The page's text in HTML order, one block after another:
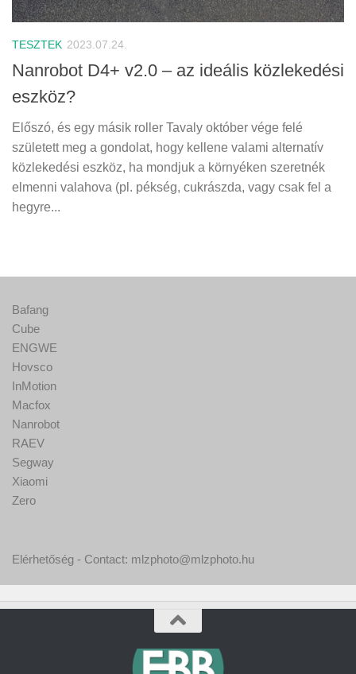
TESZTEK 2023.07.24.
Nanrobot D4+ v2.0 – az ideális közlekedési
eszköz?
Előszó, és egy másik roller Tavaly október vége felé
született meg a gondolat, hogy kellene valami alternatív
közlekedési eszköz, ha mondjuk a környéken szeretnék
elmenni valahova (pl. pékség, cukrászda, vagy csak fel a
hegyre...
Bafang
Cube
ENGWE
Hovsco
InMotion
Macfox
Nanrobot
RAEV
Segway
Xiaomi
Zero
Elérhetőség - Contact: mlzphoto@mlzphoto.hu